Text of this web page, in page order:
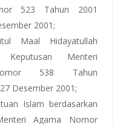
523 Tahun 2001
2001;
Maal Hidayatullah
Keputusan Menteri
538 Tahun
Desember 2001;
Islam berdasarkan
Agama Nomor